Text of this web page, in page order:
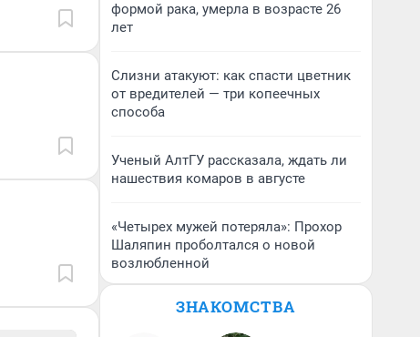
формой рака, умерла в возрасте 26
лет
Слизни атакуют: как спасти цветник
от вредителей — три копеечных
способа
Ученый АлтГУ рассказала, ждать ли
нашествия комаров в августе
«Четырех мужей потеряла»: Прохор
Шаляпин проболтался о новой
возлюбленной
ЗНАКОМСТВА